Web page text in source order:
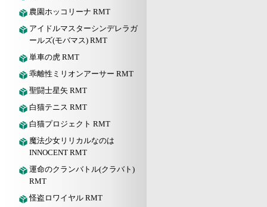
農園ホッコリーナ RMT
アイドルマスターシンデレラガ
ールズ(モバマス) RMT
単車の虎 RMT
乖離性ミリオンアーサー RMT
聖闘士星矢 RMT
白猫テニス RMT
白猫プロジェクト RMT
魔法少女リリカルなのは
INNOCENT RMT
運命のクランバトル(クラバト)
RMT
怪盗ロワイヤル RMT